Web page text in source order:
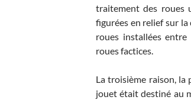
traitement des roues
figurées en relief sur la
roues installées
roues factices.
La troisième raison,
jouet était destiné au